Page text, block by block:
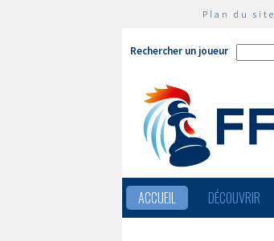
Plan du site
Rechercher un joueur
ACCUEIL DÉCOUVRIR